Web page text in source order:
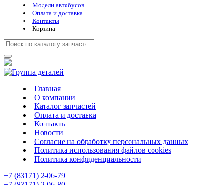
Модели автобусов
Оплата и доставка
Контакты
Корзина
Главная
О компании
Каталог запчастей
Оплата и доставка
Контакты
Новости
Cогласие на обработку персональных данных
Политика использования файлов cookies
Политика конфиденциальности
+7 (83171) 2-06-79